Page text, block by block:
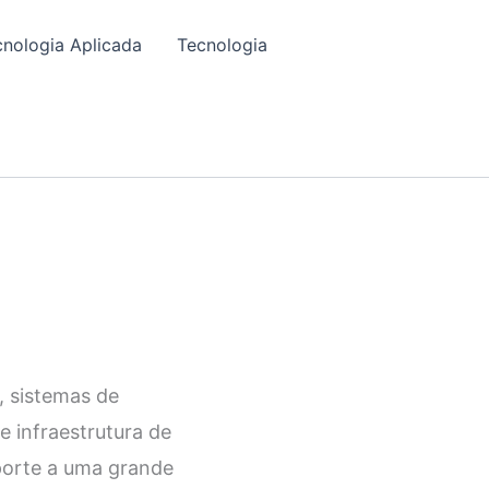
Aplicada Tecnologia
sistemas de
infraestrutura de
a uma grande